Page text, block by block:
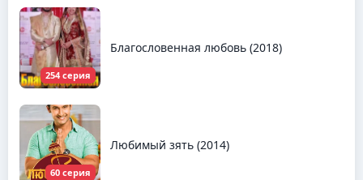
254 серия
Благословенная любовь (2018)
60 серия
Любимый зять (2014)